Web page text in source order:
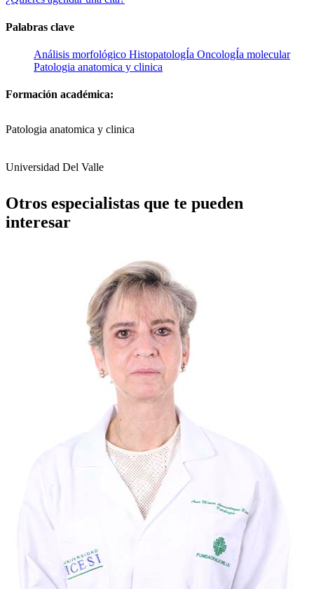
Palabras clave
Análisis morfológico HistopatologÍa OncologÍa molecular
Patologia anatomica y clinica
Formación académica:
Patologia anatomica y clinica
Universidad Del Valle
Otros especialistas que te pueden
interesar